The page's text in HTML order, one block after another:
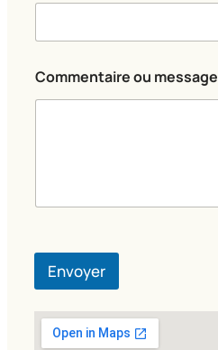
-
m
l
Commentaire ou message
Envoyer